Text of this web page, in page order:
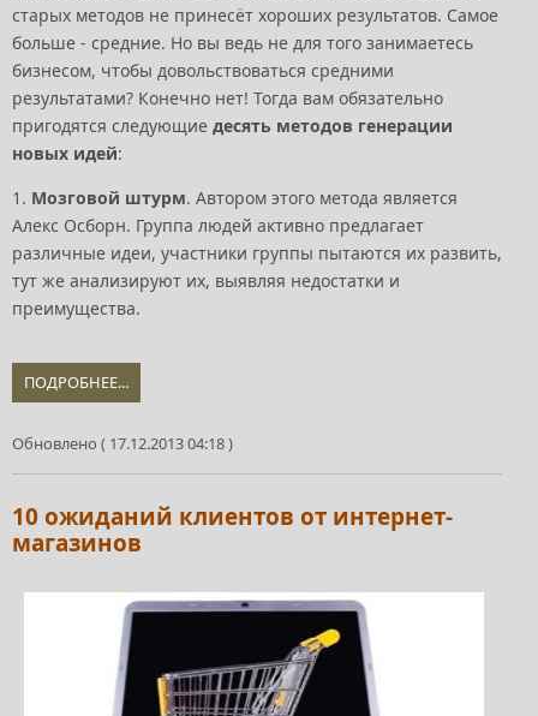
старых методов не принесёт хороших результатов. Самое
больше - средние. Но вы ведь не для того занимаетесь
бизнесом, чтобы довольствоваться средними
результатами? Конечно нет! Тогда вам обязательно
пригодятся следующие десять методов генерации
новых идей:
1. Мозговой штурм. Автором этого метода является
Алекс Осборн. Группа людей активно предлагает
различные идеи, участники группы пытаются их развить,
тут же анализируют их, выявляя недостатки и
преимущества.
ПОДРОБНЕЕ...
Обновлено ( 17.12.2013 04:18 )
10 ожиданий клиентов от интернет-
магазинов